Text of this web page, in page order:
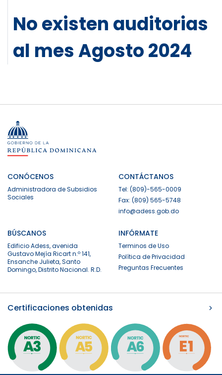
No existen auditorias
al mes Agosto 2024
CONÓCENOS
Administradora de Subsidios
Sociales
CONTÁCTANOS
Tel: (809)-565-0009
Fax: (809) 565-5748
info@adess.gob.do
BÚSCANOS
Edificio Adess, avenida
Gustavo Mejía Ricart n.º 141,
Ensanche Julieta, Santo
Domingo, Distrito Nacional. R.D.
INFÓRMATE
Terminos de Uso
Política de Privacidad
Preguntas Frecuentes
Certificaciones obtenidas